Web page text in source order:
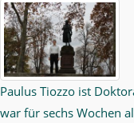
Paulus Tiozzo ist
war für sechs Wochen